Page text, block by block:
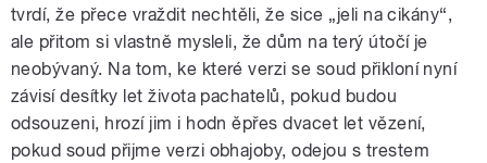
tvrdí, že přece vraždit nechtěli, že sice „jeli na cikány“,
ale přitom si vlastně mysleli, že dům na terý útočí je
neobývaný. Na tom, ke které verzi se soud přikloní nyní
závisí desítky let života pachatelů, pokud budou
odsouzeni, hrozí jim i hodn ěpřes dvacet let vězení,
pokud soud přijme verzi obhajoby, odejou s trestem